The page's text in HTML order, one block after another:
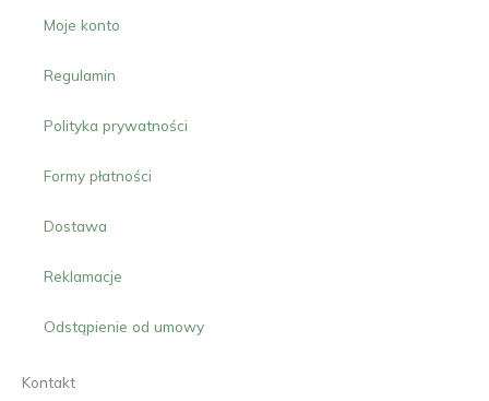
Moje konto
Regulamin
Polityka prywatności
Formy płatności
Dostawa
Reklamacje
Odstąpienie od umowy
Kontakt